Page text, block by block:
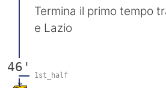
Termina il primo tempo
e Lazio
46'
1st_half